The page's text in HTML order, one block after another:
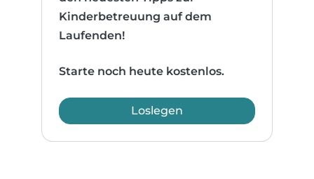
Kinderbetreuung auf dem
Laufenden!
Starte noch heute kostenlos.
Loslegen